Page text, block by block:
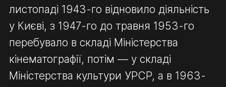
листопаді 1943-го відновило діяльність
у Києві, з 1947-го до травня 1953-го
перебувало в складі Міністерства
кінематографії, потім — у складі
Міністерства культури УРСР, а в 1963-